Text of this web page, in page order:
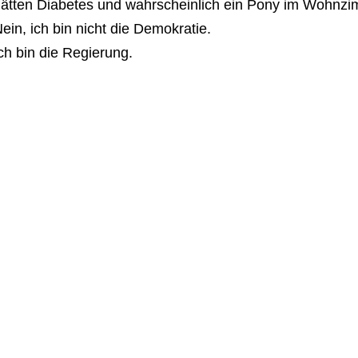
Diabetes und wahrscheinlich ein Pony im
ich bin nicht die Demokratie.
bin die Regierung.